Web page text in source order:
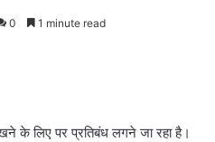
0 1 minute read
के लिए पर प्रतिबंध लगने जा रहा है।